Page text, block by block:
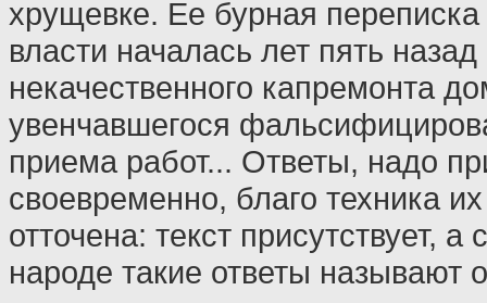
хрущевке. Ее бурная
власти началась лет пять
некачественного капремонта
увенчавшегося
приема работ... Ответы, надо
своевременно, благо техника
отточена: текст присутствует,
народе такие ответы называют